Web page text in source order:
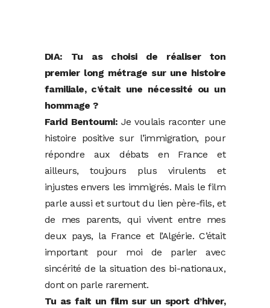
DIA: Tu as choisi de réaliser ton
premier long métrage sur une histoire
familiale, c’était une nécessité ou un
hommage ?
Farid Bentoumi: Je voulais raconter une
histoire positive sur l’immigration, pour
répondre aux débats en France et
ailleurs, toujours plus virulents et
injustes envers les immigrés. Mais le film
parle aussi et surtout du lien père-fils, et
de mes parents, qui vivent entre mes
deux pays, la France et l’Algérie. C’était
important pour moi de parler avec
sincérité de la situation des bi-nationaux,
dont on parle rarement.
Tu as fait un film sur un sport d’hiver,